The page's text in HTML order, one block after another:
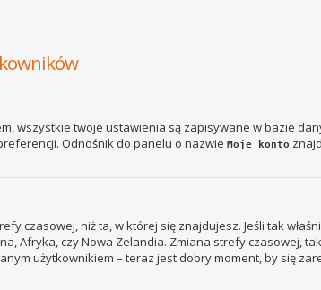
wszystkie twoje ustawienia są zapisywane w bazie
Odnośnik do panelu o nazwie Moje konto
czasowej, niż ta, w której się znajdujesz. Jeśli tak
Afryka, czy Nowa Zelandia. Zmiana strefy czasowej,
użytkownikiem – teraz jest dobry moment, by się